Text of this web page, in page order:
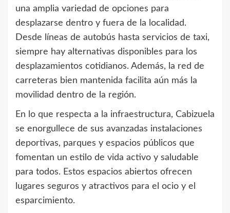
una amplia variedad de opciones para
desplazarse dentro y fuera de la localidad.
Desde líneas de autobús hasta servicios de taxi,
siempre hay alternativas disponibles para los
desplazamientos cotidianos. Además, la red de
carreteras bien mantenida facilita aún más la
movilidad dentro de la región.
En lo que respecta a la infraestructura, Cabizuela
se enorgullece de sus avanzadas instalaciones
deportivas, parques y espacios públicos que
fomentan un estilo de vida activo y saludable
para todos. Estos espacios abiertos ofrecen
lugares seguros y atractivos para el ocio y el
esparcimiento.